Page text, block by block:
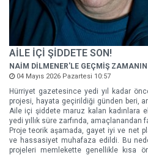
AİLE İÇİ ŞİDDETE SON!
NAİM DİLMENER'LE GEÇMİŞ
04 Mayıs 2026 Pazartesi 10:57
Hürriyet gazetesince yedi yıl kadar
projesi, hayata geçirildiği günden beri,
Aile içi şiddete maruz kalan kadınlara
yedi yıllık süre zarfında, amaçlanandan
Proje teorik aşamada, gayet iyi ve net
ve hassasiyet muhafaza edildi. Bu
projeleri memlekette genellikle kısa